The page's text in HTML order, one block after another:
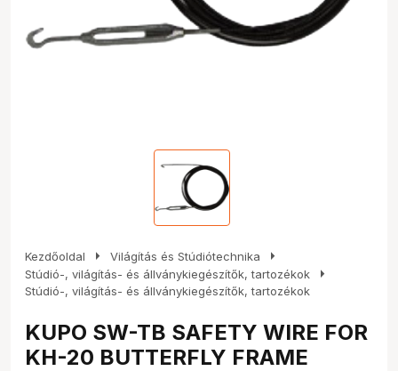
Kezdőoldal arrow_right Világítás és Stúdiótechnika arrow_right
Stúdió-, világítás- és állványkiegészítők, tartozékok arrow_right
Stúdió-, világítás- és állványkiegészítők, tartozékok
KUPO SW-TB SAFETY WIRE FOR
KH-20 BUTTERFLY FRAME